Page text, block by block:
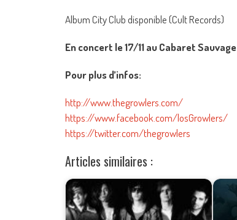
Album City Club disponible (Cult Records)
En concert le 17/11 au Cabaret Sauvage
Pour plus d’infos:
http://www.thegrowlers.com/
https://www.facebook.com/losGrowlers/
https://twitter.com/thegrowlers
Articles similaires :